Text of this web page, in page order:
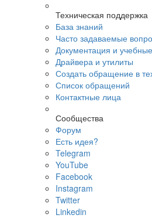
Техническая поддержка
База знаний
Часто задаваемые
Документация и
Драйвера и утилиты
Создать обращение в
Список обращений
Контактные лица
Сообщества
Форум
Есть идея?
Telegram
YouTube
Facebook
Instagram
Twitter
Linkedin